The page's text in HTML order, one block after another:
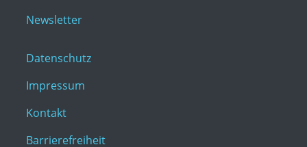
Newsletter
Datenschutz
Impressum
Kontakt
Barrierefreiheit